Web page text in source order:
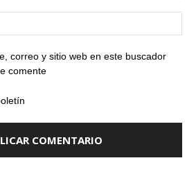
correo y sitio web en este buscador
comente